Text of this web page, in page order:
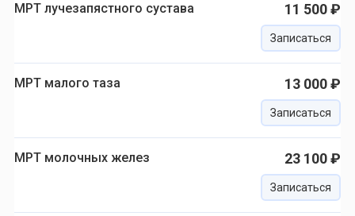
МРТ лучезапястного сустава 11 500 ₽
Записаться
МРТ малого таза 13 000 ₽
Записаться
МРТ молочных желез 23 100 ₽
Записаться